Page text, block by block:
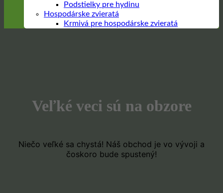
Podstielky pre hydinu
Hospodárske zvieratá
Krmivá pre hospodárske zvieratá
Veľké veci sú na obzore
Niečo veľké sa chystá! Náš obchod je vo vývoji a
čoskoro bude spustený!